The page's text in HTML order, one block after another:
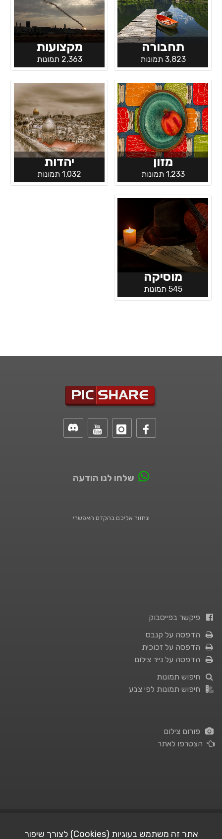
תחבורה
3,823 תמונות
מקצועות
2,363 תמונות
מזון
1,233 תמונות
יהדות
1,032 תמונות
מוסיקה
545 תמונות
שלחו לנו הודעה
ונחזור אליכם בהקדם האפשרי
פיקשר בפייסבוק
הדפסה על קנבס
הדפסה על זכוכית
הדפסה על נייר צילום
חיפוש תמונות
חיפוש תמונות לפי צבע
פורום צילום
הצטרפו לאתר
אתר זה משתמש בעוגיות (Cookies) לצורך שיפור